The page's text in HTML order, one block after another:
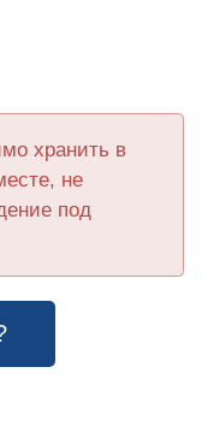
хранить в
не
под